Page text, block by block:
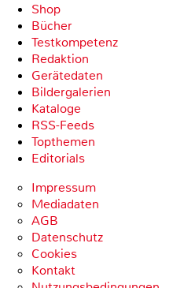
Shop
Bücher
Testkompetenz
Redaktion
Gerätedaten
Bildergalerien
Kataloge
RSS-Feeds
Topthemen
Editorials
Impressum
Mediadaten
AGB
Datenschutz
Cookies
Kontakt